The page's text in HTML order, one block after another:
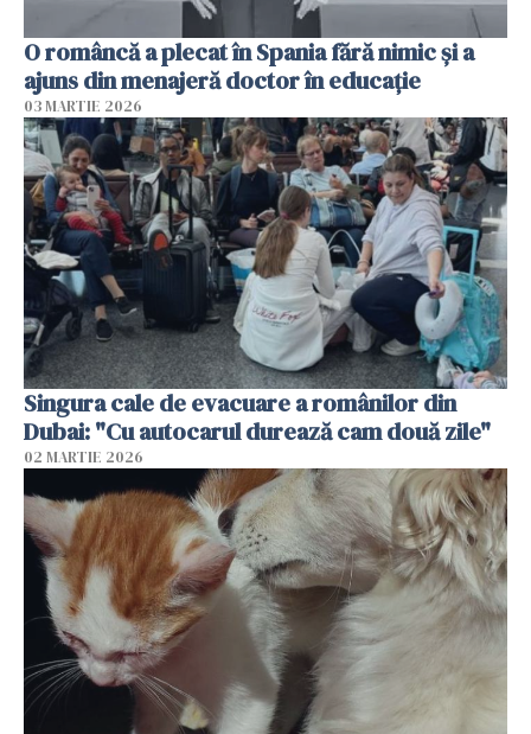
O româncă a plecat în Spania fără nimic și a
ajuns din menajeră doctor în educație
03 MARTIE 2026
Singura cale de evacuare a românilor din
Dubai: "Cu autocarul durează cam două zile"
02 MARTIE 2026